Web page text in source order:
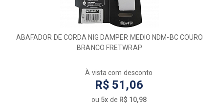
ABAFADOR DE CORDA NIG DAMPER MEDIO NDM-BC COURO
BRANCO FRETWRAP
À vista com desconto
R$ 51,06
ou 5x de R$ 10,98